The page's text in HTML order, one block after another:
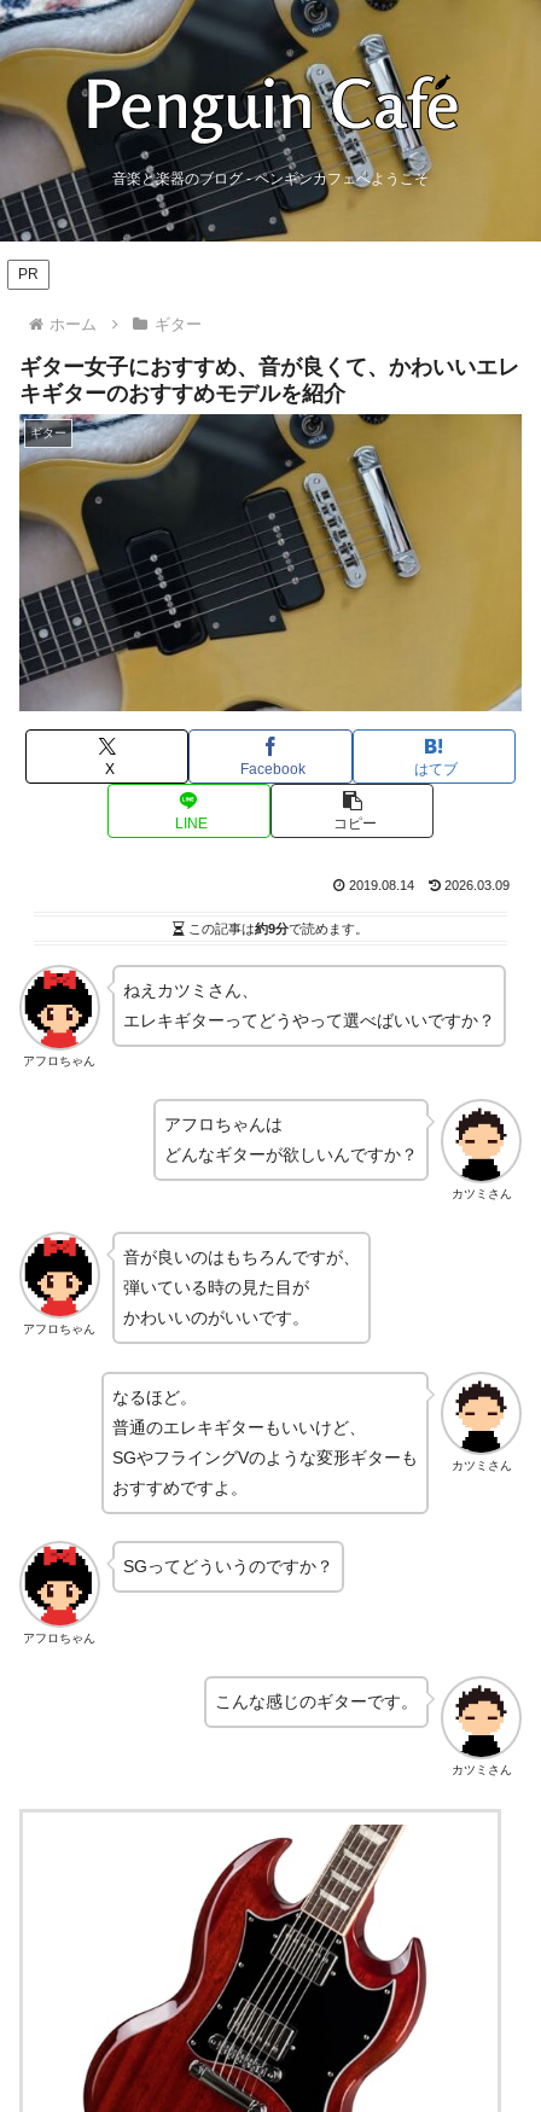
音楽と楽器のブログ - ペンギンカフェへようこそ
PR
ホーム ギター
ギター女子におすすめ、音が良くて、かわいいエレ
キギターのおすすめモデルを紹介
ギター
X Facebook はてブ
LINE コピー
2019.08.14 2026.03.09
この記事は約9分で読めます。
アフロちゃん
ねえカツミさん、
エレキギターってどうやって選べばいいですか？
カツミさん
アフロちゃんは
どんなギターが欲しいんですか？
アフロちゃん
音が良いのはもちろんですが、
弾いている時の見た目が
かわいいのがいいです。
カツミさん
なるほど。
普通のエレキギターもいいけど、
SGやフライングVのような変形ギターも
おすすめですよ。
アフロちゃん
SGってどういうのですか？
カツミさん
こんな感じのギターです。